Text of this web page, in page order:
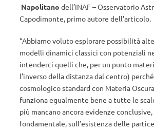
Napolitano dell’INAF – Osservatorio
Capodimonte, primo autore dell’articolo.
“Abbiamo voluto esplorare possibilità
modelli dinamici classici con potenziali
intenderci quelli che, per un punto
l’inverso della distanza dal centro)
cosmologico standard con Materia
funziona egualmente bene a tutte le
più mancano ancora evidenze
fondamentale, sull’esistenza delle